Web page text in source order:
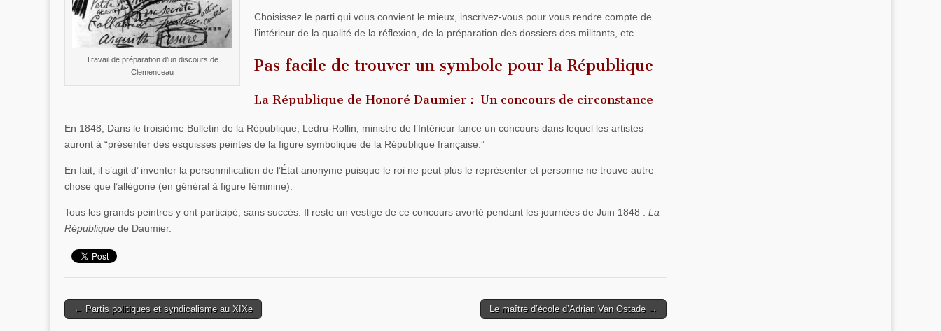
Travail de préparation d’un discours de
Clemenceau
Choisissez le parti qui vous convient le mieux, inscrivez-vous pour vous rendre compte de
l’intérieur de la qualité de la réflexion, de la préparation des dossiers des militants, etc
Pas facile de trouver un symbole pour la République
La République de Honoré Daumier : Un concours de circonstance
En 1848, Dans le troisième Bulletin de la République, Ledru-Rollin, ministre de l’Intérieur lance un concours dans lequel les artistes
auront à “présenter des esquisses peintes de la figure symbolique de la République française.”
En fait, il s’agit d’ inventer la personnification de l’État anonyme puisque le roi ne peut plus le représenter et personne ne trouve autre
chose que l’allégorie (en général à figure féminine).
Tous les grands peintres y ont participé, sans succès. Il reste un vestige de ce concours avorté pendant les journées de Juin 1848 : La
République de Daumier.
Post navigation
← Partis politiques et syndicalisme au XIXe Le maître d’école d’Adrian Van Ostade →